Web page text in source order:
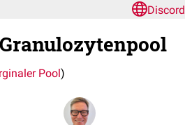
Discord
Pool)